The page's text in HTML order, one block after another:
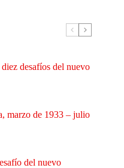
desafíos del nuevo
marzo de 1933 – julio
del nuevo